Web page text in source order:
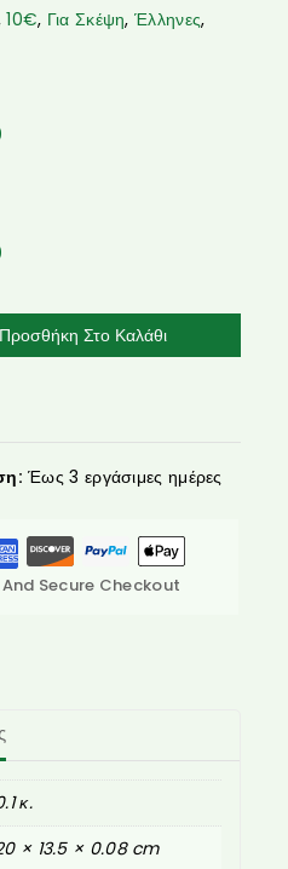
10€, Για Σκέψη,Έλληνες,
Προσθήκη Στο Καλάθι
Έως 3 εργάσιμες ημέρες
Secure Checkout
κ.
× 13.5 × 0.08 cm